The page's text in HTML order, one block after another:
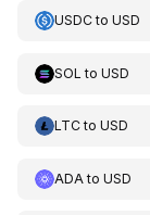
USDCto USD
SOL to USD
LTCto USD
ADA to USD